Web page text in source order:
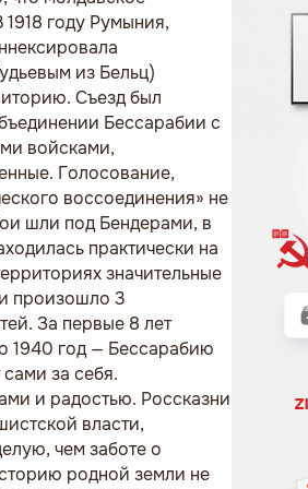
1918 году Румыния,
из Бельц)
Съезд был
Бессарабии с
войсками,
Голосование,
воссоединения» не
шли под Бендерами, в
практически на
значительные
произошло 3
За первые 8 лет
1940 год — Бессарабию
за себя.
и радостью. Россказни
власти,
чем заботе о
родной земли не